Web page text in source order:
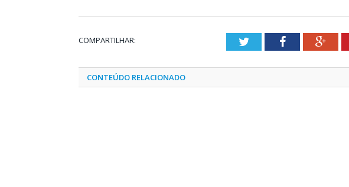
COMPARTILHAR: TwitterFacebook
CONTEÚDO RELACIONADO